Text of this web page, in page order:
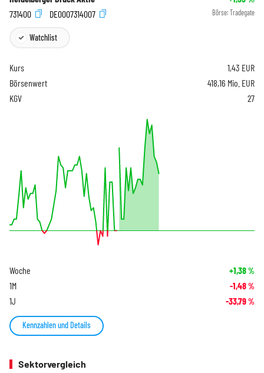
731400
DE0007314007 Börse: Tradegate
Watchlist
Kurs 1,43 EUR
Börsenwert
418,16 Mio. EUR
KGV
27
Woche +1,38%
1M -1,48%
1J -33,79%
Kennzahlen und Details
Sektorvergleich